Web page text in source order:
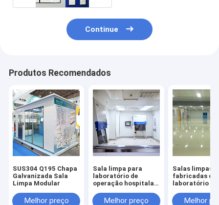
Continue
Produtos Recomendados
SUS304 Q195 Chapa
Galvanizada Sala
Limpa Modular
Melhor preço
Sala limpa para
laboratório de
operação hospitalar
de construção
Melhor preço
Salas limpas
fabricadas de
laboratório de
Melhor